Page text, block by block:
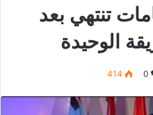
تنتهي بعد
الوحيدة
0
414